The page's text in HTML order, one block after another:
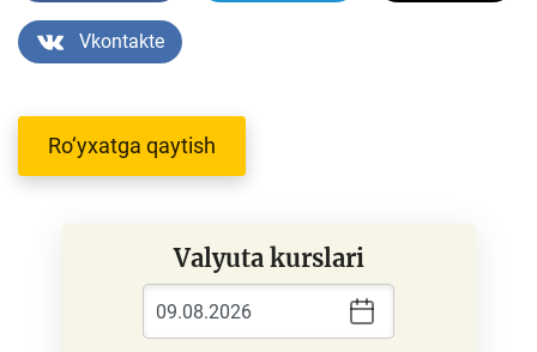
Vkontakte
Ro‘yxatga qaytish
Valyuta kurslari